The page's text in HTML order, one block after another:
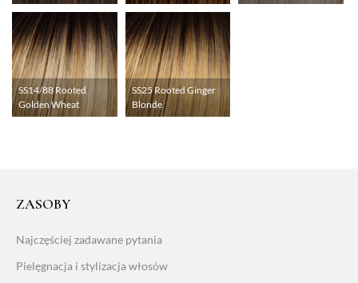
SS14/88 Rooted
Golden Wheat
SS25 Rooted Ginger
Blonde
ZASOBY
Najczęściej zadawane pytania
Pielęgnacja i stylizacja włosów